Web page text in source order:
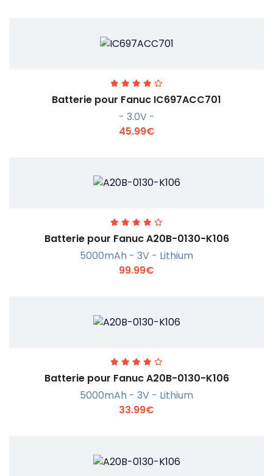
En savoir +
En savoir +
Batterie pour Fanuc IC697ACC701
- 3.0V -
45.99€
En savoir +
Batterie pour Fanuc A20B-0130-K106
5000mAh - 3V - Lithium
99.99€
En savoir +
Batterie pour Fanuc A20B-0130-K106
5000mAh - 3V - Lithium
33.99€